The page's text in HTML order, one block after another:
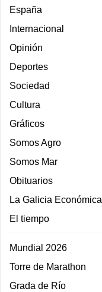
España
Internacional
Opinión
Deportes
Sociedad
Cultura
Gráficos
Somos Agro
Somos Mar
Obituarios
La Galicia Económica
El tiempo
Mundial 2026
Torre de Marathon
Grada de Río